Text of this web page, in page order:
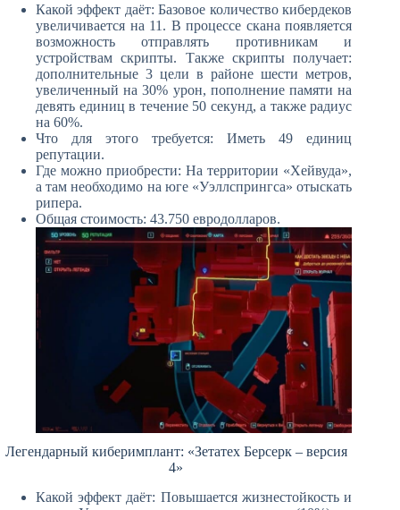
Какой эффект даёт: Базовое количество кибердеков
увеличивается на 11. В процессе скана появляется
возможность отправлять противникам и
устройствам скрипты. Также скрипты получает:
дополнительные 3 цели в районе шести метров,
увеличенный на 30% урон, пополнение памяти на
девять единиц в течение 50 секунд, а также радиус
на 60%.
Что для этого требуется: Иметь 49 единиц
репутации.
Где можно приобрести: На территории «Хейвуда»,
а там необходимо на юге «Уэллспрингса» отыскать
рипера.
Общая стоимость: 43.750 евродолларов.
Легендарный киберимплант: «Зетатех Берсерк – версия
4»
Какой эффект даёт: Повышается жизнестойкость и